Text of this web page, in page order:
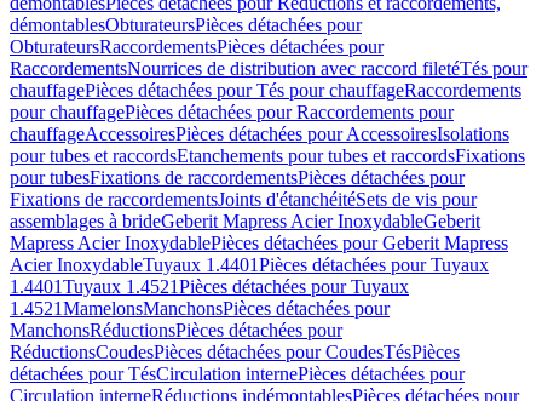
démontablesObturateursPièces détachées pour
ObturateursRaccordementsPièces détachées pour
RaccordementsNourrices de distribution avec raccord filetéTés pour
chauffagePièces détachées pour Tés pour chauffageRaccordements
pour chauffagePièces détachées pour Raccordements pour
chauffageAccessoiresPièces détachées pour AccessoiresIsolations
pour tubes et raccordsEtanchements pour tubes et raccordsFixations
pour tubesFixations de raccordementsPièces détachées pour
Fixations de raccordementsJoints d'étanchéitéSets de vis pour
assemblages à brideGeberit Mapress Acier InoxydableGeberit
Mapress Acier InoxydablePièces détachées pour Geberit Mapress
Acier InoxydableTuyaux 1.4401Pièces détachées pour Tuyaux
1.4401Tuyaux 1.4521Pièces détachées pour Tuyaux
1.4521MamelonsManchonsPièces détachées pour
ManchonsRéductionsPièces détachées pour
RéductionsCoudesPièces détachées pour CoudesTésPièces
détachées pour TésCirculation internePièces détachées pour
Circulation interneRéductions indémontablesPièces détachées pour